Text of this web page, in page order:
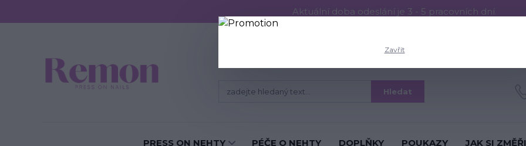
Aktuální doba odeslání je 3 - 5 pracovních dní.
Hledat
PRESS ON NEHTY PÉČE O NEHTY DOPLŇKY POUKAZY JAK SI
Zavřít